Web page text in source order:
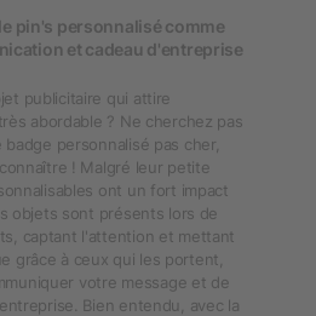
pin's personnalisé comme
et cadeau d'entreprise
publicitaire qui attire
abordable ? Ne cherchez pas
personnalisé pas cher,
! Malgré leur petite
ont un fort impact
objets sont présents lors de
captant l'attention et mettant
grâce à ceux qui les portent,
votre message et de
Bien entendu, avec la